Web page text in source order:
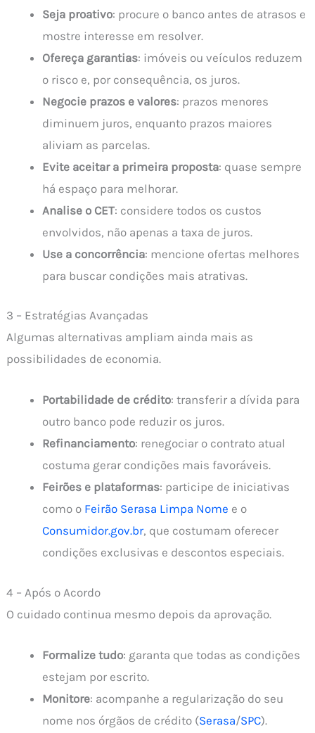
Seja proativo: procure o banco antes de atrasos e
mostre interesse em resolver.
Ofereça garantias: imóveis ou veículos reduzem
o risco e, por consequência, os juros.
Negocie prazos e valores: prazos menores
diminuem juros, enquanto prazos maiores
aliviam as parcelas.
Evite aceitar a primeira proposta: quase sempre
há espaço para melhorar.
Analise o CET: considere todos os custos
envolvidos, não apenas a taxa de juros.
Use a concorrência: mencione ofertas melhores
para buscar condições mais atrativas.
3 – Estratégias Avançadas
Algumas alternativas ampliam ainda mais as
possibilidades de economia.
Portabilidade de crédito: transferir a dívida para
outro banco pode reduzir os juros.
Refinanciamento: renegociar o contrato atual
costuma gerar condições mais favoráveis.
Feirões e plataformas: participe de iniciativas
como o Feirão Serasa Limpa Nome e o
Consumidor.gov.br, que costumam oferecer
condições exclusivas e descontos especiais.
4 – Após o Acordo
O cuidado continua mesmo depois da aprovação.
Formalize tudo: garanta que todas as condições
estejam por escrito.
Monitore: acompanhe a regularização do seu
nome nos órgãos de crédito (Serasa/SPC).